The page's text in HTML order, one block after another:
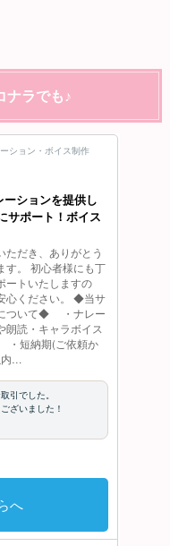
ナラでも♪